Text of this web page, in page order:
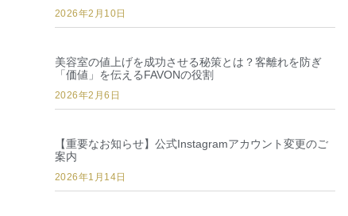
2026年2月10日
美容室の値上げを成功させる秘策とは？客離れを防ぎ
「価値」を伝えるFAVONの役割
2026年2月6日
【重要なお知らせ】公式Instagramアカウント変更のご
案内
2026年1月14日